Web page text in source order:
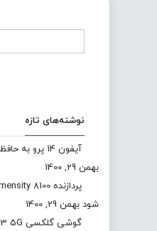
نوشته‌های تازه
آیفون 14 پرو به حافظه رم 8 گیگابایتی مجهز است
بهمن 29, 1400
شود بهمن 29, 1400
گوشی گلکسی F23 5G سامسونگ در راه است